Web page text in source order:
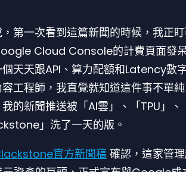
第一次看到這篇新聞的時候，我正
Cloud Console的計費頁面發
天天跟API、算力配額和Latency數
容工程師，我直覺就知道這件事不單
的新聞推送被「AI雲」、「TPU」、
」洗了一天的版。
官方新聞稿 確認，這家管